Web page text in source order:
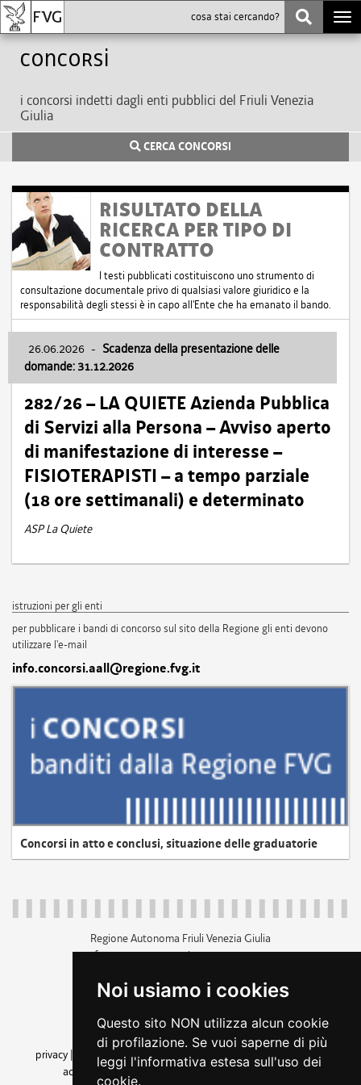
Noi usiamo i cookies
Questo sito NON utilizza alcun cookie
di profilazione. Se vuoi saperne di più
leggi l'informativa estesa sull'uso dei
cookie.
Concorsi
i concorsi indetti dagli enti pubblici del Friuli Venezia
Giulia
CERCA CONCORSI
RISULTATO DELLA
RICERCA PER TIPO DI
CONTRATTO
I testi pubblicati costituiscono uno strumento di
consultazione documentale privo di qualsiasi valore giuridico e la
responsabilità degli stessi è in capo all'Ente che ha emanato il bando.
26.06.2026 - Scadenza della presentazione delle
domande: 31.12.2026
282/26 – LA QUIETE Azienda Pubblica
di Servizi alla Persona – Avviso aperto
di manifestazione di interesse –
FISIOTERAPISTI – a tempo parziale
(18 ore settimanali) e determinato
ASP La Quiete
istruzioni per gli enti
per pubblicare i bandi di concorso sul sito della Regione gli enti devono
utilizzare l'e-mail
info.concorsi.aall@regione.fvg.it
Concorsi in atto e conclusi, situazione delle graduatorie
Regione Autonoma Friuli Venezia Giulia
c.f. 80014930327; p.iva 00526040324
+39 040 3771111
amministrazione trasparente
privacy
cookie |note legali accessibilità
dichiarazione di
accessibilità| feedback cambio preferenze cookie